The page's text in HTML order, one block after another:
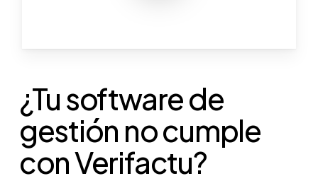
¿Tu software de
gestión no cumple
con Verifactu?